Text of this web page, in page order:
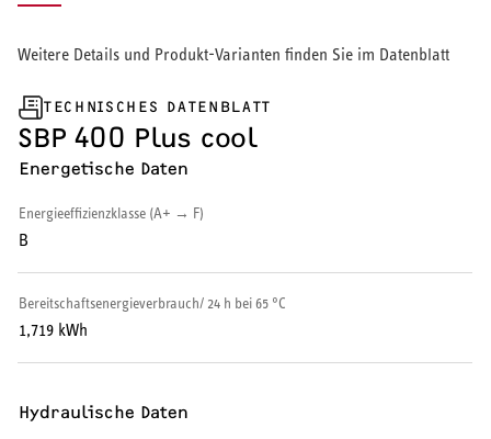
WARMWASSER
Durchlauferhitzer
Wohnungsstationen
Weitere Details und Produkt-Varianten finden Sie im Datenblatt
TECHNISCHES DATENBLATT
SBP 400 Plus cool
Energetische Daten
Energieeffizienzklasse (A+ → F)
B
Bereitschaftsenergieverbrauch/ 24 h bei 65 °C
1,719 kWh
Hydraulische Daten